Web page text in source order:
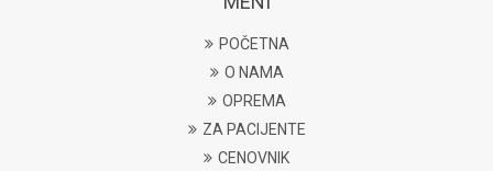
POČETNA
O NAMA
OPREMA
ZA PACIJENTE
CENOVNIK